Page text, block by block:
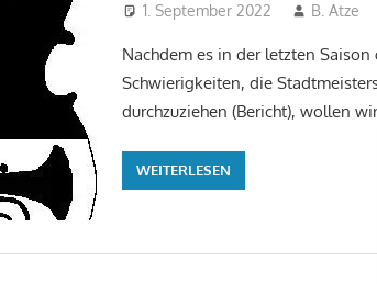
1. September 2022 B. Atze
Nachdem es in der letzten
Schwierigkeiten, die
durchzuziehen (Bericht), wollen
WEITERLESEN